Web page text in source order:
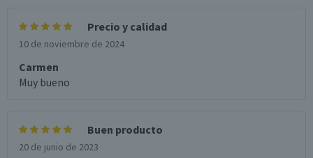
Precio y calidad
10 de noviembre de 2024
Carmen
Muy bueno
Buen producto
20 de junio de 2023